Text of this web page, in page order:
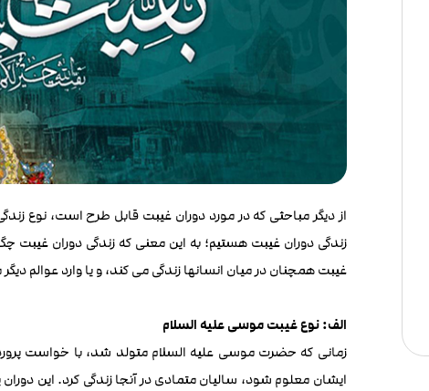
از دیگر مباحثی که در مورد دوران غیبت قابل طرح است، نوع
زندگی دوران غیبت هستیم؛ به این معنی که زندگی دوران غیبت
غیبت همچنان در میان انسانها زندگی می کند، و یا وارد عوالم
الف: نوع غیبت موسی علیه السلام
زمانی که حضرت موسی علیه السلام متولد شد، با خواست
ایشان معلوم شود، سالیان متمادی در آنجا زندگی کرد. این